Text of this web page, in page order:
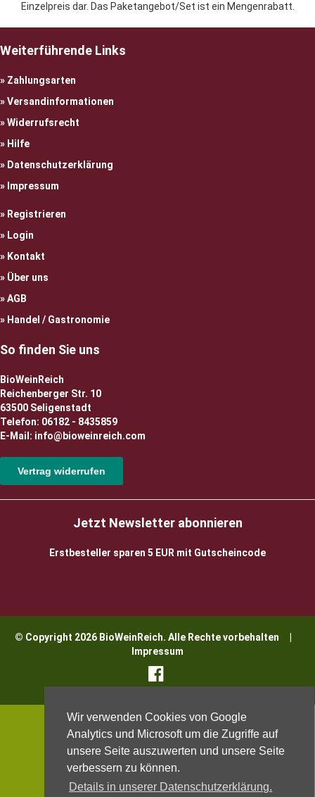
Wir verwenden Cookies von Google
Analytics und Microsoft um die Zugriffe auf
unsere Seite auszuwerten und unsere Seite
verbessern zu können.
Details in unserer Datenschutzerklärung.
Einzelpreis dar. Das Paketangebot/Set ist ein Mengenrabatt.
Weiterführende Links
Zahlungsarten
Versandinformationen
Widerrufsrecht
Hilfe
Datenschutzerklärung
Impressum
Registrieren
Login
Kontakt
Über uns
AGB
Handel / Gastronomie
So finden Sie uns
BioWeinReich
Reichenberger Str. 10
63500 Seligenstadt
Telefon: 06182 - 8435859
E-Mail: info@bioweinreich.com
Vertrag widerrufen
Jetzt Newsletter abonnieren
Erstbesteller sparen 5 EUR mit Gutscheincode
© Copyright 2026 BioWeinReich. Alle Rechte vorbehalten |
Impressum